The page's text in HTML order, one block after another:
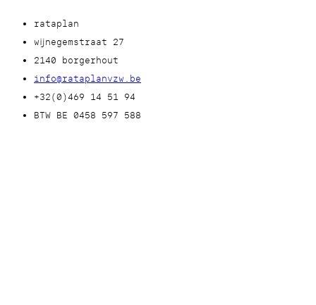
rataplan
wijnegemstraat 27
2140 borgerhout
info@rataplanvzw.be
+32(0)469 14 51 94
BTW BE 0458 597 588